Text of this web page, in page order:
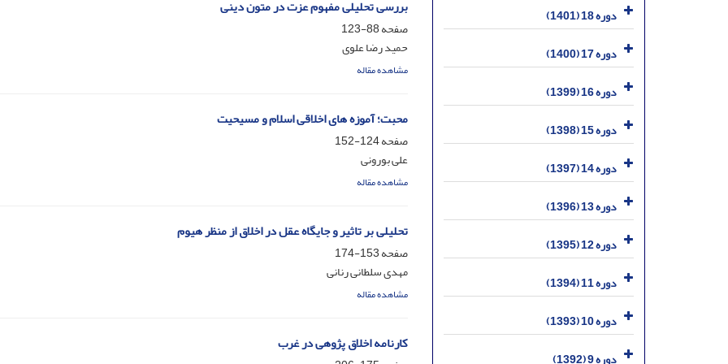
بررسی تحلیلی مفهوم عزت در متون دینی
صفحه88-123
حمید رضا علوی
مشاهده مقاله
محبت؛ آموزه های اخلاقی اسلام و مسیحیت
صفحه124-152
علی بورونی
مشاهده مقاله
تحلیلی بر تاثیر و جایگاه عقل در اخلاق از منظر هیوم
صفحه153-174
مهدی سلطانی رنانی
مشاهده مقاله
کارنامه اخلاق پژوهی در غرب
دوره 18 (1401)
دوره 17 (1400)
دوره 16 (1399)
دوره 15 (1398)
دوره 14 (1397)
دوره 13 (1396)
دوره 12 (1395)
دوره 11 (1394)
دوره 10 (1393)
دوره 9 (1392)